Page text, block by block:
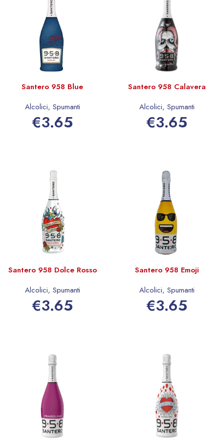
Santero 958 Blue
Alcolici, Spumanti
€3.65
Santero 958 Calavera
Alcolici, Spumanti
€3.65
Santero 958 Dolce Rosso
Alcolici, Spumanti
€3.65
Santero 958 Emoji
Alcolici, Spumanti
€3.65